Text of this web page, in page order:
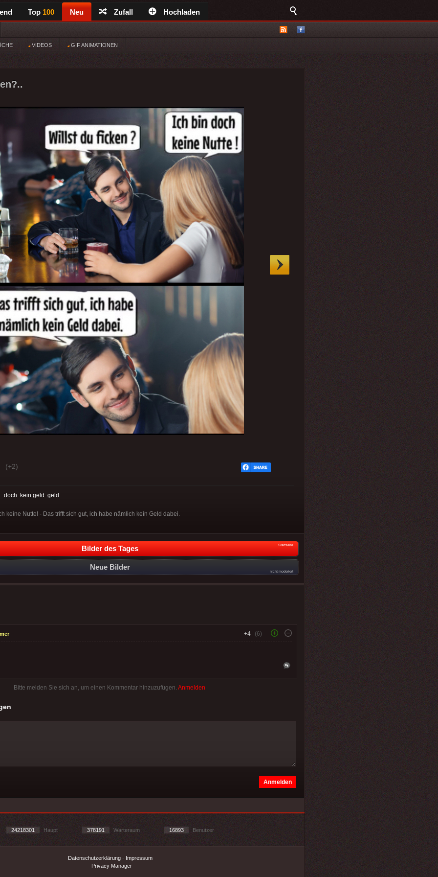
Top 100 Neu Zufall Hochladen
VIDEOS GIF ANIMATIONEN
(+2)
doch kein geld geld
keine Nutte! - Das trifft sich gut, ich habe nämlich kein Geld dabei.
Bilder des Tages Startseite
Neue Bilder
nicht moderiert
+4 (6)
Bitte melden Sie sich an, um einen Kommentar hinzuzufügen. Anmelden
24218301 Haupt 378191 Warteraum 16893 Benutzer
Datenschutzerklärung- Impressum
- Privacy Manager